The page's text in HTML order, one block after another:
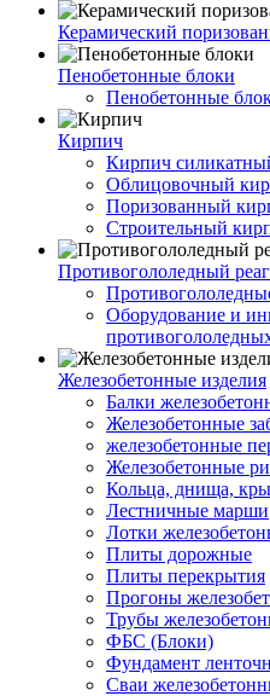
Керамический
Пенобетонные блоки
Пенобетонные
Кирпич
Кирпич
Облицовочный
Поризованный
Строительный
Противогололедный
Оборудование и
Железобетонные изделия
Балки
Железобетонные
железобетонные
Железобетонные
Кольца, днища,
Лестничные марши
Лотки
Плиты дорожные
Плиты перекрытия
Прогоны
Трубы
ФБС (Блоки)
Фундамент
Сваи